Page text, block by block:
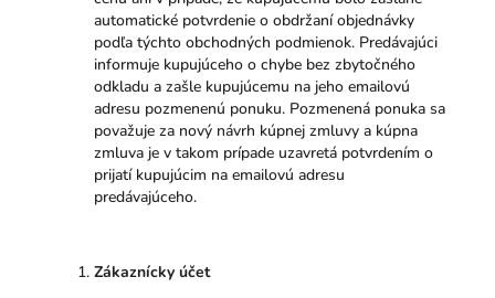
automatické potvrdenie o obdržaní objednávky
podľa týchto obchodných podmienok. Predávajúci
informuje kupujúceho o chybe bez zbytočného
odkladu a zašle kupujúcemu na jeho emailovú
adresu pozmenenú ponuku. Pozmenená ponuka sa
považuje za nový návrh kúpnej zmluvy a kúpna
zmluva je v takom prípade uzavretá potvrdením o
prijatí kupujúcim na emailovú adresu
predávajúceho.
Zákaznícky účet